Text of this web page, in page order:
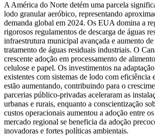
A América do Norte detém uma parcela
lodo granular aeróbico, representando
demanda global em 2024. Os EUA domina a
rigorosos regulamentos de descarga de águas
infraestrutura municipal avançada e aumento
tratamento de águas residuais industriais. O
crescente adoção em processamento de
celulose e papel. Os investimentos na
existentes com sistemas de lodo com eficiência
estão aumentando, contribuindo para o
parcerias público-privadas aceleraram as
urbanas e rurais, enquanto a conscientização
custos operacionais aumentou a adoção entre
mercado regional se beneficia da adoção
inovadoras e fortes políticas ambientais.